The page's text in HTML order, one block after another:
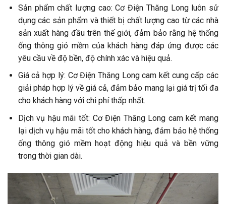
Sản phẩm chất lượng cao: Cơ Điện Thăng Long luôn sử
dụng các sản phẩm và thiết bị chất lượng cao từ các nhà
sản xuất hàng đầu trên thế giới, đảm bảo rằng hệ thống
ống thông gió mềm của khách hàng đáp ứng được các
yêu cầu về độ bền, độ chính xác và hiệu quả.
Giá cả hợp lý: Cơ Điện Thăng Long cam kết cung cấp các
giải pháp hợp lý về giá cả, đảm bảo mang lại giá trị tối đa
cho khách hàng với chi phí thấp nhất.
Dịch vụ hậu mãi tốt: Cơ Điện Thăng Long cam kết mang
lại dịch vụ hậu mãi tốt cho khách hàng, đảm bảo hệ thống
ống thông gió mềm hoạt động hiệu quả và bền vững
trong thời gian dài.